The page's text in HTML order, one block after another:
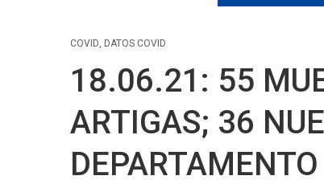
COVID, DATOS COVID
18.06.21: 55
ARTIGAS; 36
DEPARTAMENTO